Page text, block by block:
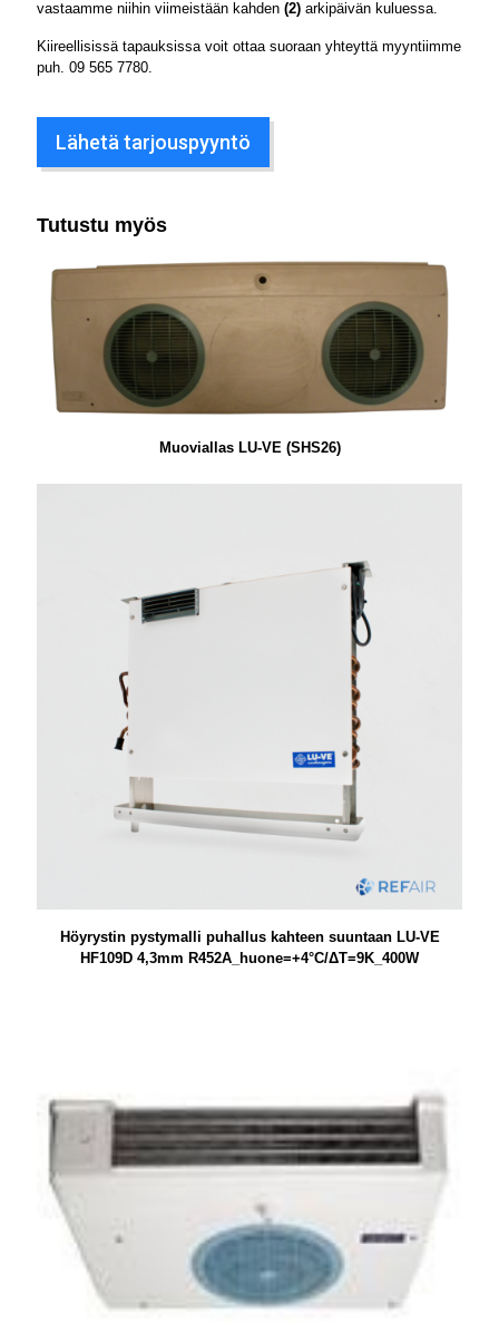
vastaamme niihin viimeistään kahden (2) arkipäivän kuluessa.
Kiireellisissä tapauksissa voit ottaa suoraan yhteyttä myyntiimme
puh. 09 565 7780
Lähetä tarjouspyyntö
Tutustu myös
Muoviallas LU-VE (SHS26)
Höyrystin pystymalli puhallus kahteen suuntaan LU-VE
HF109D 4,3mm R452A_huone=+4°C/ΔT=9K_400W